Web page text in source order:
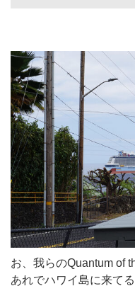
お、我らのQuantum of
あれでハワイ島に来て